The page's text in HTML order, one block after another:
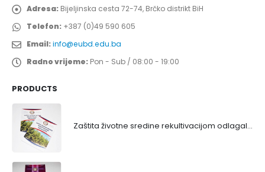
Adresa: Bijeljinska cesta 72-74, Brčko distrikt BiH
Telefon: +387 (0)49 590 605
Email:info@eubd.edu.ba
Radno vrijeme: Pon - Sub / 08:00 - 19:00
PRODUCTS
Zaštita životne sredine rekultivacijom odlagališta